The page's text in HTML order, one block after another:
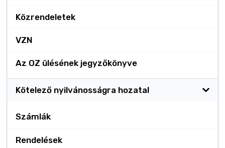
Közrendeletek
VZN
Az OZ ülésének jegyzőkönyve
Kötelező nyilvánosságra hozatal
Számlák
Rendelések